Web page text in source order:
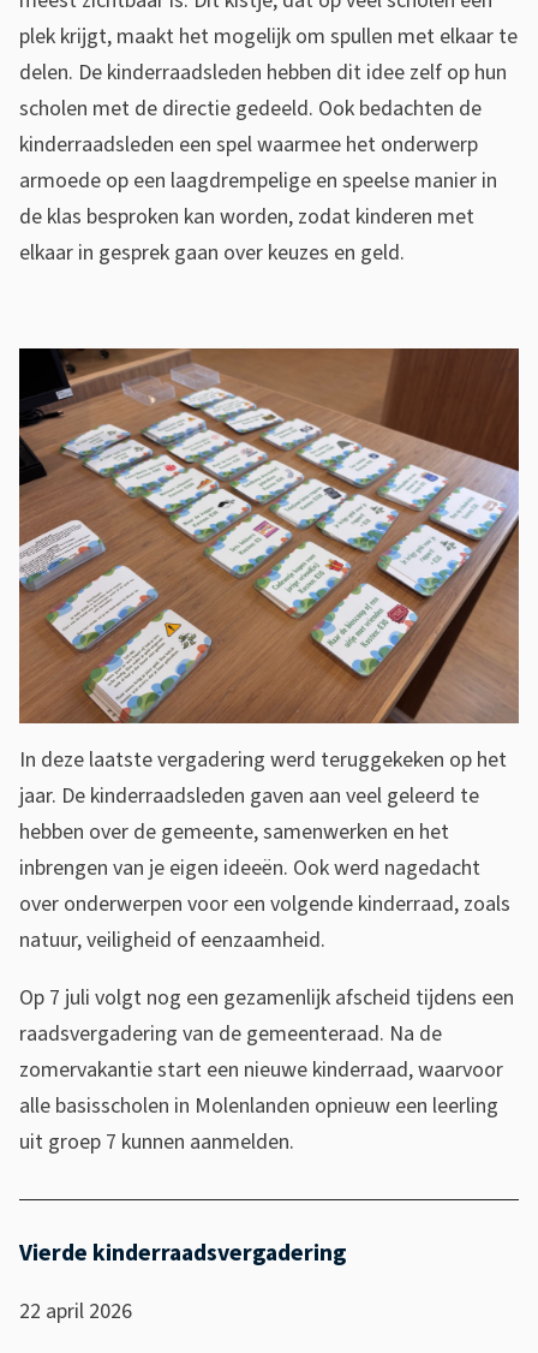
plek krijgt, maakt het mogelijk om spullen met elkaar te
delen. De kinderraadsleden hebben dit idee zelf op hun
scholen met de directie gedeeld. Ook bedachten de
kinderraadsleden een spel waarmee het onderwerp
armoede op een laagdrempelige en speelse manier in
de klas besproken kan worden, zodat kinderen met
elkaar in gesprek gaan over keuzes en geld.
In deze laatste vergadering werd teruggekeken op het
jaar. De kinderraadsleden gaven aan veel geleerd te
hebben over de gemeente, samenwerken en het
inbrengen van je eigen ideeën. Ook werd nagedacht
over onderwerpen voor een volgende kinderraad, zoals
natuur, veiligheid of eenzaamheid.
Op 7 juli volgt nog een gezamenlijk afscheid tijdens een
raadsvergadering van de gemeenteraad. Na de
zomervakantie start een nieuwe kinderraad, waarvoor
alle basisscholen in Molenlanden opnieuw een leerling
uit groep 7 kunnen aanmelden.
Vierde kinderraadsvergadering
22 april 2026